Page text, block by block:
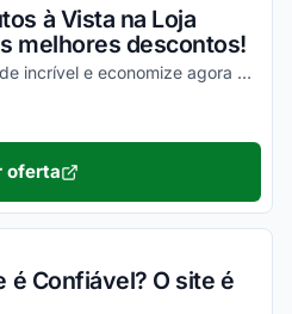
à Vista na Loja
melhores descontos!
Não perca esta oportunidade incrível e economize agora mesmo nas suas compras online!
oferta
é Confiável? O site é